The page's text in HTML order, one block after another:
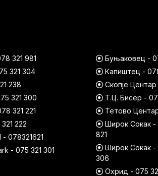
321 981
321 304
238
321 300
321 221
222
- 078321621
- 075 321 301
Буњаковец -
Капиштец -
Скопје Центар
Т.Ц. Бисер -
Тетово
Широк Сокак -
821
Широк Сокак -
306
Охрид - 075